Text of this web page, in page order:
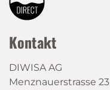
Kontakt
DIWISA AG
Menznauerstrasse 23